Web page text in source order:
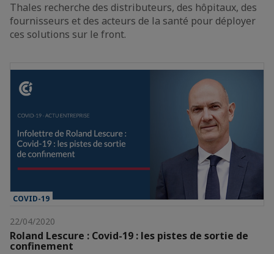
Thales recherche des distributeurs, des hôpitaux, des
fournisseurs et des acteurs de la santé pour déployer
ces solutions sur le front.
COVID-19
22/04/2020
Roland Lescure : Covid-19 : les pistes de sortie de
confinement